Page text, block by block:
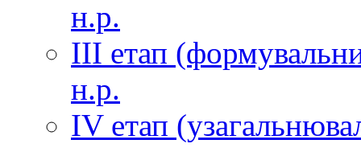
н.р.
ІІІ етап
н.р.
ІV етап